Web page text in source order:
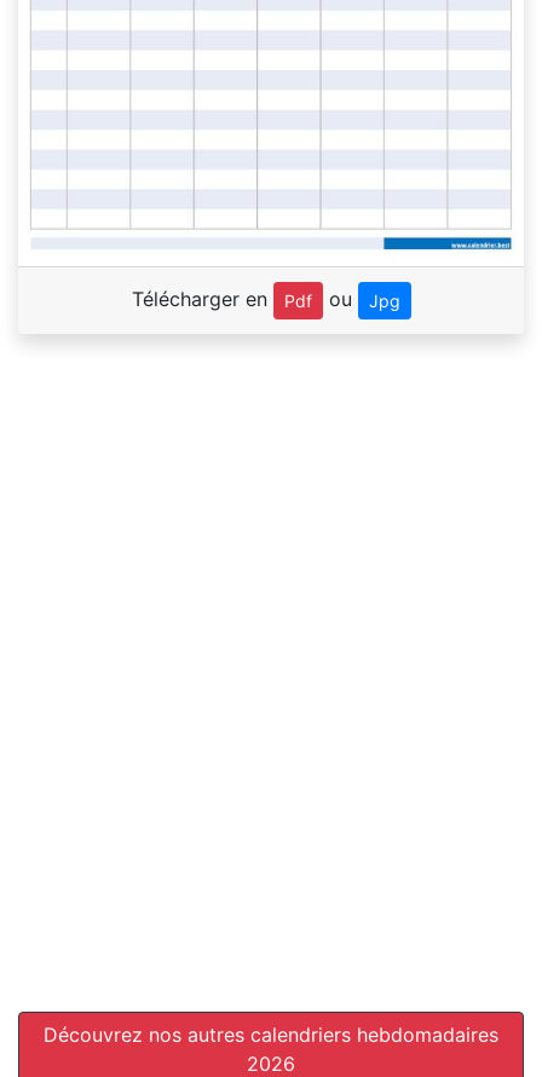
Télécharger en Pdf ou Jpg
Découvrez nos autres calendriers hebdomadaires
2026